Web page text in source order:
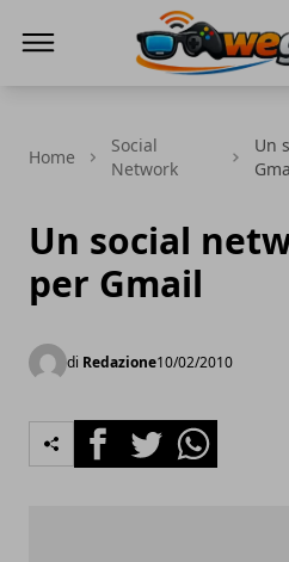
Home
Social
Network
Un
Un social
per Gmail
di Redazione10/02/2010
FacebookTwitterWhatsapp